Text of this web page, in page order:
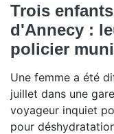
Trois
d'Annecy :
policier
Une femme a été
juillet dans une
voyageur inquiet
pour